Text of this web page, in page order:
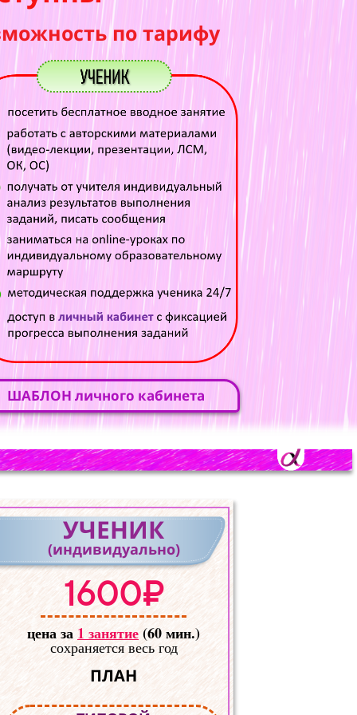
-
по тарифу
ШАБЛОН личного кабинета
УЧЕНИК
(индивидуально)
1600₽
цена за 1 занятие(60 мин.)
сохраняется весь год
ПЛАН